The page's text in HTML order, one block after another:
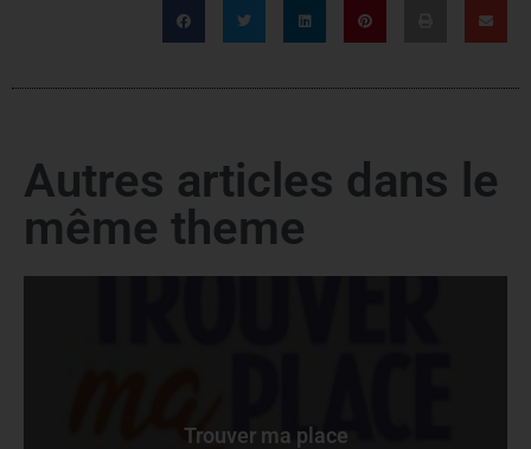
Autres articles dans le
même theme
Trouver ma place